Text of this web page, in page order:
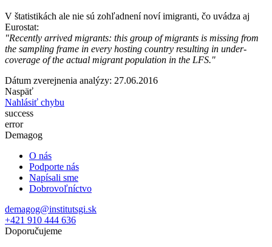
V štatistikách ale nie sú zohľadnení noví imigranti, čo uvádza aj
Eurostat:
"Recently arrived migrants: this group of migrants is missing from
the sampling frame in every hosting country resulting in under-
coverage of the actual migrant population in the LFS."
Dátum zverejnenia analýzy: 27.06.2016
Naspäť
Nahlásiť chybu
success
error
Demagog
O nás
Podporte nás
Napísali sme
Dobrovoľníctvo
demagog@institutsgi.sk
+421 910 444 636
Doporučujeme